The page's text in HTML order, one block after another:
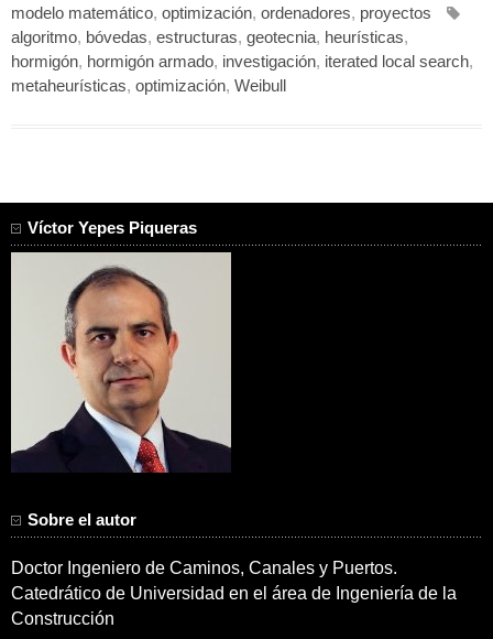
modelo matemático, optimización, ordenadores, proyectos
algoritmo, bóvedas, estructuras, geotecnia, heurísticas,
hormigón, hormigón armado, investigación, iterated local search,
metaheurísticas, optimización, Weibull
Víctor Yepes Piqueras
Sobre el autor
Doctor Ingeniero de Caminos, Canales y Puertos.
Catedrático de Universidad en el área de Ingeniería de la
Construcción